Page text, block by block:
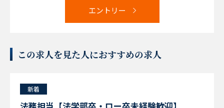
エントリー
この求人を見た人におすすめの求人
新着